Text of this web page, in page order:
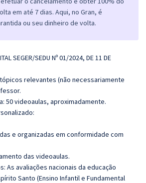
em até 7 dias. Aqui, no Gran, é
ou seu dinheiro de volta.
SEGER/SEDU Nº 01/2024, DE 11 DE
relevantes (não necessariamente
50 videoaulas, aproximadamente.
e organizadas em conformidade com
das videoaulas.
As avaliações nacionais da educação
Santo (Ensino Infantil e Fundamental